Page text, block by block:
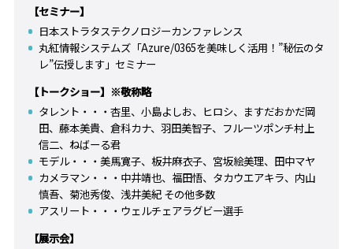
【セミナー】
日本ストラタステクノロジーカンファレンス
丸紅情報システムズ「Azure/0365を美味しく活用！”秘伝のタ
レ”伝授します」セミナー
【トークショー】※敬称略
タレント・・・杏里、小島よしお、ヒロシ、ますだおかだ岡
田、藤本美貴、倉科カナ、羽田美智子、フルーツポンチ村上
信二、ねばーる君
モデル・・・美馬寛子、板井麻衣子、宮坂絵美理、田中マヤ
カメラマン・・・中井靖也、福田悟、タカウエアキラ、内山
慎吾、菊池秀俊、浅井美紀 その他多数
アスリート・・・ウェルチェアラグビー選手
【展示会】